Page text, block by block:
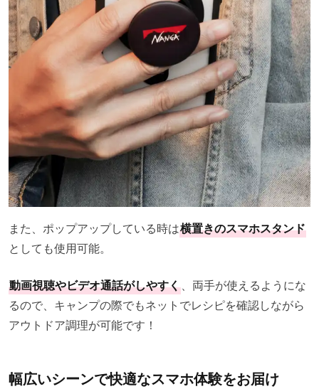
また、ポップアップしている時は横置きのスマホスタンド
としても使用可能。
動画視聴やビデオ通話がしやすく、両手が使えるようにな
るので、キャンプの際でもネットでレシピを確認しながら
アウトドア調理が可能です！
幅広いシーンで快適なスマホ体験をお届け